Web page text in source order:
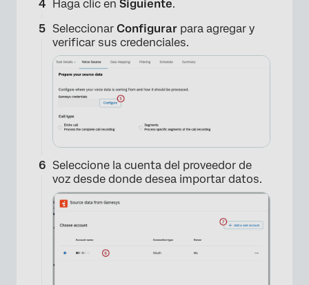
×
Haga clic en Siguiente.
Seleccionar Configurar para agregar y
verificar sus credenciales.
Seleccione la cuenta del proveedor de
voz desde donde desea importar datos.